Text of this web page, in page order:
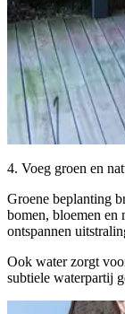
4. Voeg groen en
Groene beplanting
bomen, bloemen en
ontspannen
Ook water zorgt
subtiele waterpartij